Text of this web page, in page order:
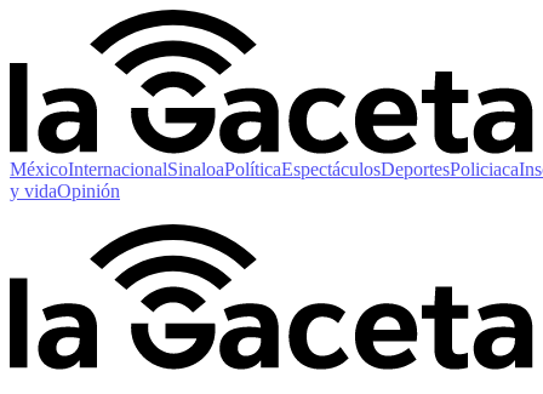
MéxicoInternacionalSinaloaPolíticaEspectáculosDeportesPoliciaca
y vidaOpinión